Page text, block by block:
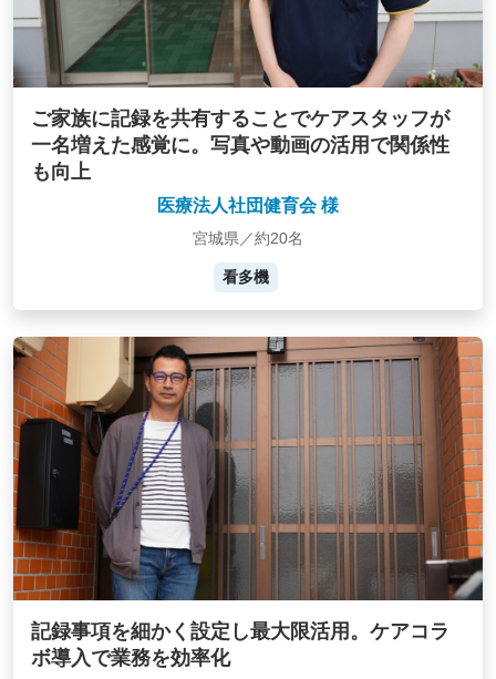
ご家族に記録を共有することでケアスタッフが
一名増えた感覚に。写真や動画の活用で関係性
も向上
医療法人社団健育会 様
宮城県／約20名
看多機
記録事項を細かく設定し最大限活用。ケアコラ
ボ導入で業務を効率化